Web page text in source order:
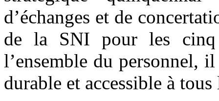
d’échanges et de
de la SNI pour les cinq
l’ensemble du personnel,
durable et accessible à